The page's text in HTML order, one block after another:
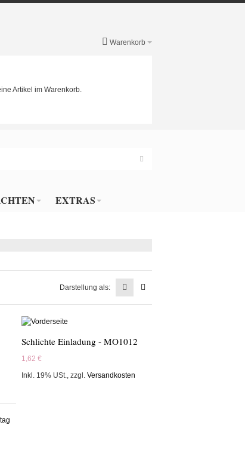
Warenkorb
Artikel im Warenkorb.
EXTRAS
Darstellung als:
Schlichte Einladung - MO1012
1,62 €
Inkl. 19% USt.
zzgl. Versandkosten